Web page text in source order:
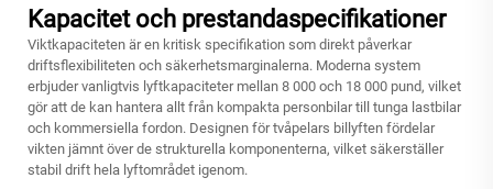
Kapacitet och prestandaspecifikationer
Viktkapaciteten är en kritisk specifikation som direkt påverkar
driftsflexibiliteten och säkerhetsmarginalerna. Moderna system
erbjuder vanligtvis lyftkapaciteter mellan 8 000 och 18 000 pund, vilket
gör att de kan hantera allt från kompakta personbilar till tunga lastbilar
och kommersiella fordon. Designen för tvåpelars billyften fördelar
vikten jämnt över de strukturella komponenterna, vilket säkerställer
stabil drift hela lyftområdet igenom.